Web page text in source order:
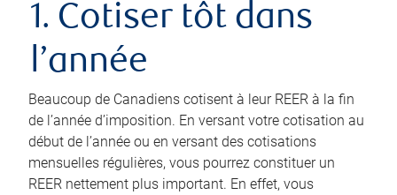
1. Cotiser tôt dans
l’année
Beaucoup de Canadiens cotisent à leur REER à la fin
de l’année d’imposition. En versant votre cotisation au
début de l’année ou en versant des cotisations
mensuelles régulières, vous pourrez constituer un
REER nettement plus important. En effet, vous